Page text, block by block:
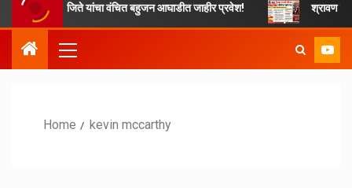
ओम नवनाथ जिते यांचा वंचित बहुजन आघाडीत जाहीर प्रवेश! श्रावण महिन्यात
Home kevin mccarthy